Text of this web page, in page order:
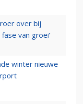
over bij
fase van groei'
winter nieuwe